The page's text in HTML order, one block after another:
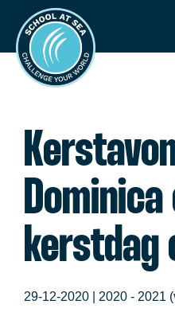
naar
inhoud
School
at
Sea
kerstdag
29-12-2020 | 2020 - 2021